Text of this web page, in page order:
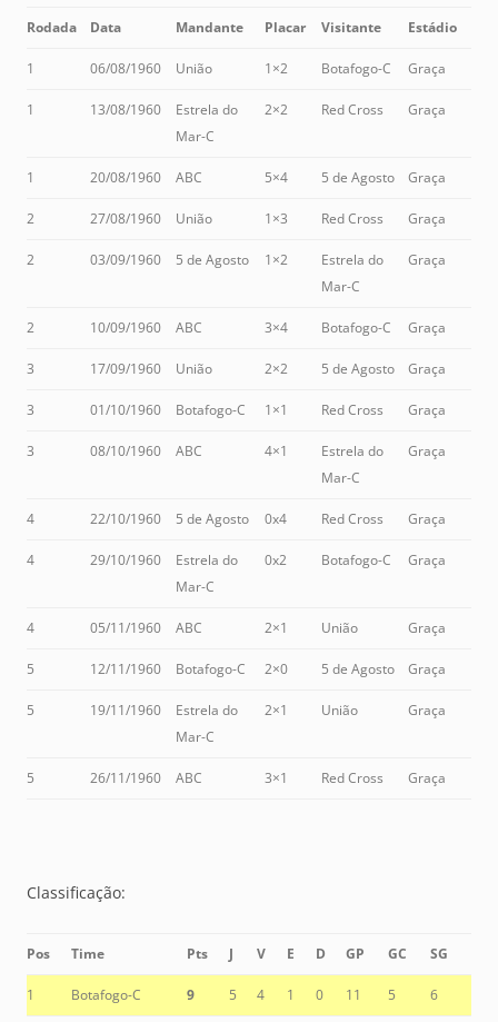
Rodada Data Mandante Placar Visitante Estádio
1 06/08/1960 União 1×2 Botafogo-C Graça
1 13/08/1960
Estrela do
Mar-C
2×2 Red Cross Graça
1 20/08/1960 ABC 5×4 5 de Agosto Graça
2 27/08/1960 União 1×3 Red Cross Graça
2 03/09/1960 5 de Agosto 1×2
Estrela do
Mar-C
Graça
2 10/09/1960 ABC 3×4 Botafogo-C Graça
3 17/09/1960 União 2×2 5 de Agosto Graça
3 01/10/1960 Botafogo-C 1×1 Red Cross Graça
3 08/10/1960 ABC 4×1
Estrela do
Mar-C
Graça
4 22/10/1960 5 de Agosto 0x4 Red Cross Graça
4 29/10/1960
Estrela do
Mar-C
0x2 Botafogo-C Graça
4 05/11/1960 ABC 2×1 União Graça
5 12/11/1960 Botafogo-C 2×0 5 de Agosto Graça
5 19/11/1960
Estrela do
Mar-C
2×1 União Graça
5 26/11/1960 ABC 3×1 Red Cross Graça
Classificação:
Pos Time Pts J V E D GP GC SG
1 Botafogo-C 9 5 4 1 0 11 5 6